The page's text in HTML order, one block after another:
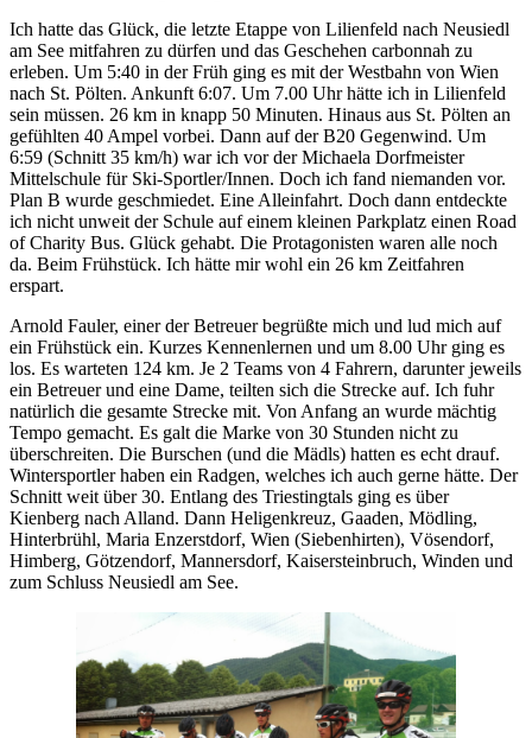
Ich hatte das Glück, die letzte Etappe von Lilienfeld nach Neusiedl
am See mitfahren zu dürfen und das Geschehen carbonnah zu
erleben. Um 5:40 in der Früh ging es mit der Westbahn von Wien
nach St. Pölten. Ankunft 6:07. Um 7.00 Uhr hätte ich in Lilienfeld
sein müssen. 26 km in knapp 50 Minuten. Hinaus aus St. Pölten an
gefühlten 40 Ampel vorbei. Dann auf der B20 Gegenwind. Um
6:59 (Schnitt 35 km/h) war ich vor der Michaela Dorfmeister
Mittelschule für Ski-Sportler/Innen. Doch ich fand niemanden vor.
Plan B wurde geschmiedet. Eine Alleinfahrt. Doch dann entdeckte
ich nicht unweit der Schule auf einem kleinen Parkplatz einen Road
of Charity Bus. Glück gehabt. Die Protagonisten waren alle noch
da. Beim Frühstück. Ich hätte mir wohl ein 26 km Zeitfahren
erspart.
Arnold Fauler, einer der Betreuer begrüßte mich und lud mich auf
ein Frühstück ein. Kurzes Kennenlernen und um 8.00 Uhr ging es
los. Es warteten 124 km. Je 2 Teams von 4 Fahrern, darunter jeweils
ein Betreuer und eine Dame, teilten sich die Strecke auf. Ich fuhr
natürlich die gesamte Strecke mit. Von Anfang an wurde mächtig
Tempo gemacht. Es galt die Marke von 30 Stunden nicht zu
überschreiten. Die Burschen (und die Mädls) hatten es echt drauf.
Wintersportler haben ein Radgen, welches ich auch gerne hätte. Der
Schnitt weit über 30. Entlang des Triestingtals ging es über
Kienberg nach Alland. Dann Heligenkreuz, Gaaden, Mödling,
Hinterbrühl, Maria Enzerstdorf, Wien (Siebenhirten), Vösendorf,
Himberg, Götzendorf, Mannersdorf, Kaisersteinbruch, Winden und
zum Schluss Neusiedl am See.